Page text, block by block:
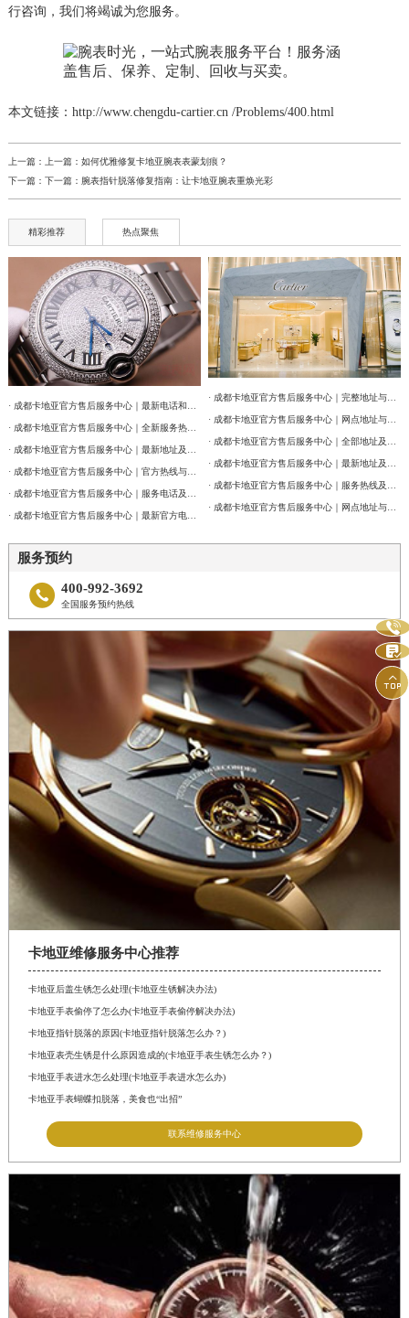
行咨询，我们将竭诚为您服务。
本文链接：http://www.chengdu-cartier.cn /Problems/400.html
上一篇：上一篇： 如何优雅修复卡地亚腕表表蒙划痕？
下一篇：下一篇： 腕表指针脱落修复指南：让卡地亚腕表重焕光彩
精彩推荐 热点聚焦
· 成都卡地亚官方售后服务中心｜全新服务热线及门店地址权威信息公告（2026年7月最新）
· 成都卡地亚官方售后服务中心｜官方热线与门店地址权威信息公示（2026年7月最新）
· 成都卡地亚官方售后服务中心｜最新官方电话和维修地址权威信息通告（2026年7月最新）
服务预约
 400-992-3692
全国服务预约热线
卡地亚维修服务中心推荐
卡地亚后盖生锈怎么处理(卡地亚生锈解决办法)
卡地亚手表偷停了怎么办(卡地亚手表偷停解决办法)
卡地亚指针脱落的原因(卡地亚指针脱落怎么办？)
卡地亚表壳生锈是什么原因造成的(卡地亚手表生锈怎么办？)
卡地亚手表进水怎么处理(卡地亚手表进水怎么办)
卡地亚手表蝴蝶扣脱落，美食也“出招”
联系维修服务中心


